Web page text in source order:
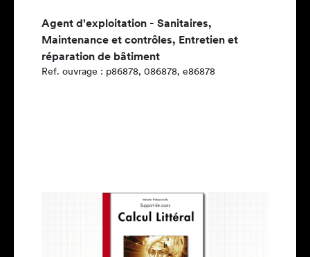
Agent d'exploitation - Sanitaires,
Maintenance et contrôles, Entretien et
réparation de bâtiment
Ref. ouvrage : p86878, 086878, e86878